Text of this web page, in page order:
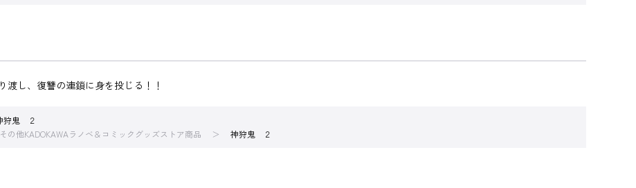
し、復讐の連鎖に身を投じる！！
狩鬼 ２
その他KADOKAWAラノベ＆コミックグッズストア商品 神狩鬼 ２